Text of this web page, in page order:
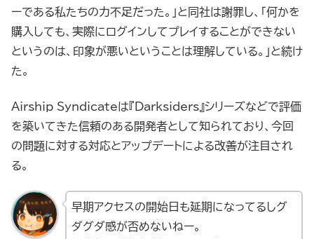
ーである私たちの力不足だった。」と同社は謝罪し、「何かを
購入しても、実際にログインしてプレイすることができない
というのは、印象が悪いということは理解している。」と続け
た。
Airship Syndicateは『Darksiders』シリーズなどで評価
を築いてきた信頼のある開発者として知られており、今回
の問題に対する対応とアップデートによる改善が注目され
る。
早期アクセスの開始日も延期になってるしグ
ダグダ感が否めないねー。